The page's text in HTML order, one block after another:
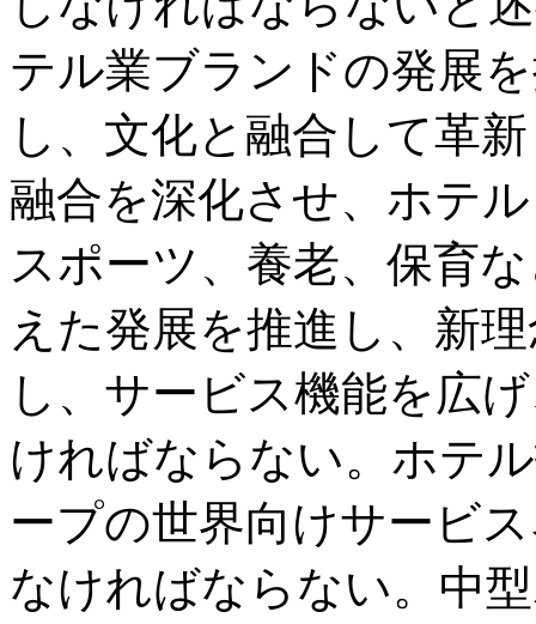
テル業ブランドの発展
し、文化と融合して革
融合を深化させ、ホテ
スポーツ、養老、保育
えた発展を推進し、新
し、サービス機能を広
ければならない。ホテ
ープの世界向けサービ
なければならない。中